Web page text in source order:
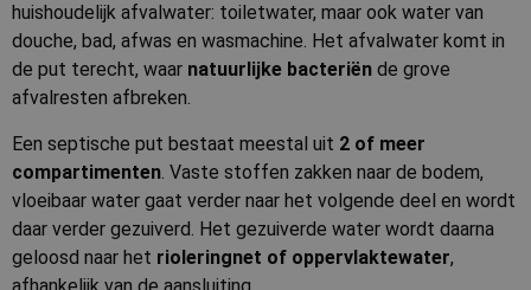
huishoudelijk afvalwater: toiletwater, maar ook water van
douche, bad, afwas en wasmachine. Het afvalwater komt in
de put terecht, waar natuurlijke bacteriën de grove
afvalresten afbreken.
Een septische put bestaat meestal uit 2 of meer
compartimenten . Vaste stoffen zakken naar de bodem,
vloeibaar water gaat verder naar het volgende deel en wordt
daar verder gezuiverd. Het gezuiverde water wordt daarna
geloosd naar het rioleringnet of oppervlaktewater,
afhankelijk van de aansluiting.